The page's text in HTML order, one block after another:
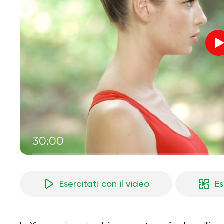
30:00
Esercitati con il video